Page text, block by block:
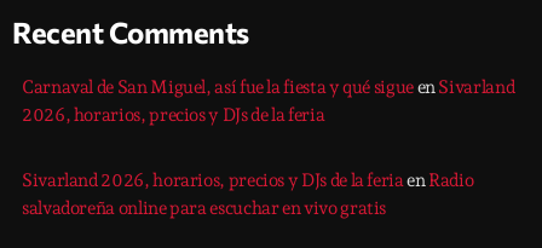
Recent Comments
Carnaval de San Miguel, así fue la fiesta y qué sigueenSivarland
2026, horarios, precios y DJs de la feria
Sivarland 2026, horarios, precios y DJs de la feriaenRadio
salvadoreña online para escuchar en vivo gratis